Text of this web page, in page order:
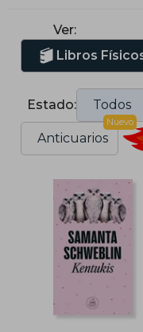
Ver:
Libros
Estado: Todos
Anticuarios
Nuevo